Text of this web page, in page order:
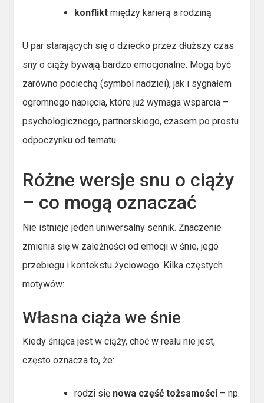
konflikt między karierą a rodziną
U par starających się o dziecko przez dłuższy czas
sny o ciąży bywają bardzo emocjonalne. Mogą być
zarówno pociechą (symbol nadziei), jak i sygnałem
ogromnego napięcia, które już wymaga wsparcia –
psychologicznego, partnerskiego, czasem po prostu
odpoczynku od tematu.
Różne wersje snu o ciąży
– co mogą oznaczać
Nie istnieje jeden uniwersalny sennik. Znaczenie
zmienia się w zależności od emocji w śnie, jego
przebiegu i kontekstu życiowego. Kilka częstych
motywów:
Własna ciąża we śnie
Kiedy śniąca jest w ciąży, choć w realu nie jest,
często oznacza to, że:
rodzi się nowa część tożsamości – np.